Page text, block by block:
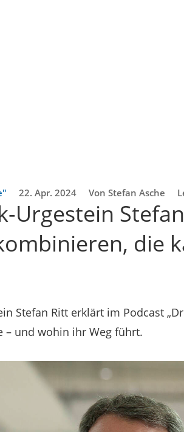
22. Apr. 2024 Von Stefan Asche
Urgestein
die
Stefan Ritt erklärt im Podcast
– und wohin ihr Weg führt.